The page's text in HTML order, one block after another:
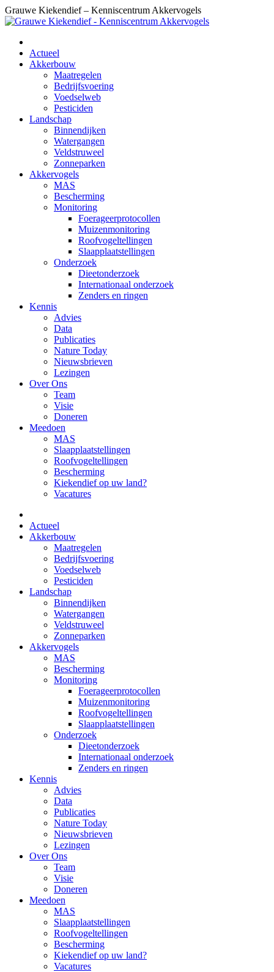
Skip
to
Grauwe Kiekendief – Kenniscentrum Akkervogels
Actueel
Akkerbouw
Maatregelen
Bedrijfsvoering
Voedselweb
Pesticiden
Landschap
Binnendijken
Watergangen
Veldstruweel
Zonneparken
Akkervogels
MAS
Bescherming
Monitoring
Foerageerprotocollen
Muizenmonitoring
Roofvogeltellingen
Slaapplaatstellingen
Onderzoek
Dieetonderzoek
Internationaal onderzoek
Zenders en ringen
Kennis
Advies
Data
Publicaties
Nature Today
Nieuwsbrieven
Lezingen
Over Ons
Team
Visie
Doneren
Meedoen
MAS
Slaapplaatstellingen
Roofvogeltellingen
Bescherming
Kiekendief op uw land?
Vacatures
Actueel
Akkerbouw
Maatregelen
Bedrijfsvoering
Voedselweb
Pesticiden
Landschap
Binnendijken
Watergangen
Veldstruweel
Zonneparken
Akkervogels
MAS
Bescherming
Monitoring
Foerageerprotocollen
Muizenmonitoring
Roofvogeltellingen
Slaapplaatstellingen
Onderzoek
Dieetonderzoek
Internationaal onderzoek
Zenders en ringen
Kennis
Advies
Data
Publicaties
Nature Today
Nieuwsbrieven
Lezingen
Over Ons
Team
Visie
Doneren
Meedoen
MAS
Slaapplaatstellingen
Roofvogeltellingen
Bescherming
Kiekendief op uw land?
Vacatures